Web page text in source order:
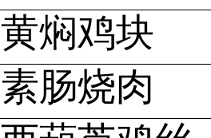
黄焖鸡块
素肠烧肉